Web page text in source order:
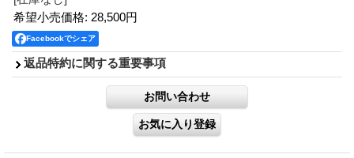
希望小売価格: 28,500円
Facebookでシェア
返品特約に関する重要事項